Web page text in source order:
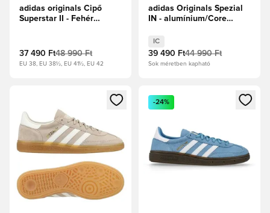
adidas originals Cipő
Superstar II - Fehér
37 490 Ft48 990 Ft
EU 38, EU 38½, EU 41½, EU 42
adidas Originals Spezial
IN - alumínium/Core
IC
39 490 Ft44 990 Ft
Sok méretben kapható
Megnyit egy modált a bejelentkezéshez vagy a tagként
Megnyit egy modált a
-24%